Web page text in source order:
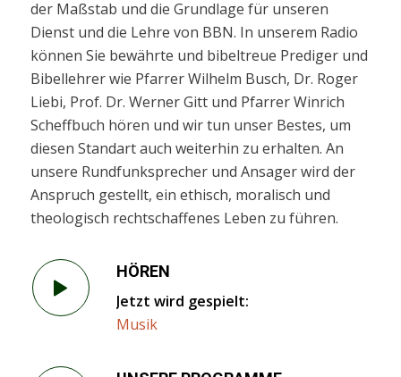
der Maßstab und die Grundlage für unseren
Dienst und die Lehre von BBN. In unserem Radio
können Sie bewährte und bibeltreue Prediger und
Bibellehrer wie Pfarrer Wilhelm Busch, Dr. Roger
Liebi, Prof. Dr. Werner Gitt und Pfarrer Winrich
Scheffbuch hören und wir tun unser Bestes, um
diesen Standart auch weiterhin zu erhalten. An
unsere Rundfunksprecher und Ansager wird der
Anspruch gestellt, ein ethisch, moralisch und
theologisch rechtschaffenes Leben zu führen.
HÖREN
Jetzt wird gespielt:
Musik